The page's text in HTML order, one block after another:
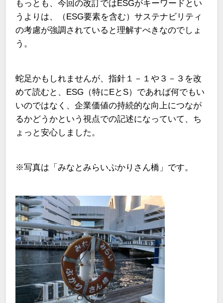
もっとも、今回の改訂ではESGがキーワードとい
うよりは、（ESG要素を含む）サステナビリティ
の考慮が強調されていると理解すべきなのでしょ
う。
蛇足かもしれませんが、指針１－１や３－３を改
めて読むと、ESG（特にEとS）であれば何でもい
いのではなく、企業価値の持続的な向上につなが
るかどうかという視点での記述になっていて、ち
ょっと安心しました。
※写真は「みなとみらいぷかりさん橋」です。